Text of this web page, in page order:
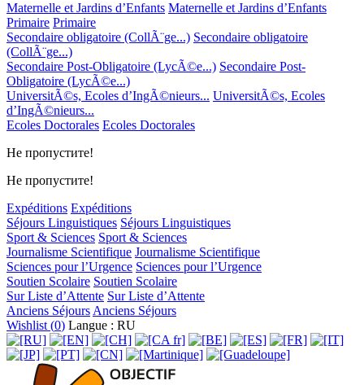
Maternelle et Jardins d’Enfants Maternelle et Jardins d’Enfants
Primaire Primaire
Secondaire obligatoire (CollÃ¨ge...) Secondaire obligatoire
(CollÃ¨ge...)
Secondaire Post-Obligatoire (LycÃ©e...) Secondaire Post-
Obligatoire (LycÃ©e...)
UniversitÃ©s, Ecoles d’IngÃ©nieurs... UniversitÃ©s, Ecoles
d’IngÃ©nieurs...
Ecoles Doctorales Ecoles Doctorales
Не пропустите!
Не пропустите!
Expéditions Expéditions
Séjours Linguistiques Séjours Linguistiques
Sport & Sciences Sport & Sciences
Journalisme Scientifique Journalisme Scientifique
Sciences pour l’Urgence Sciences pour l’Urgence
Soutien Scolaire Soutien Scolaire
Sur Liste d’Attente Sur Liste d’Attente
Anciens SéjoursAnciens Séjours
Wishlist (0) Langue : RU